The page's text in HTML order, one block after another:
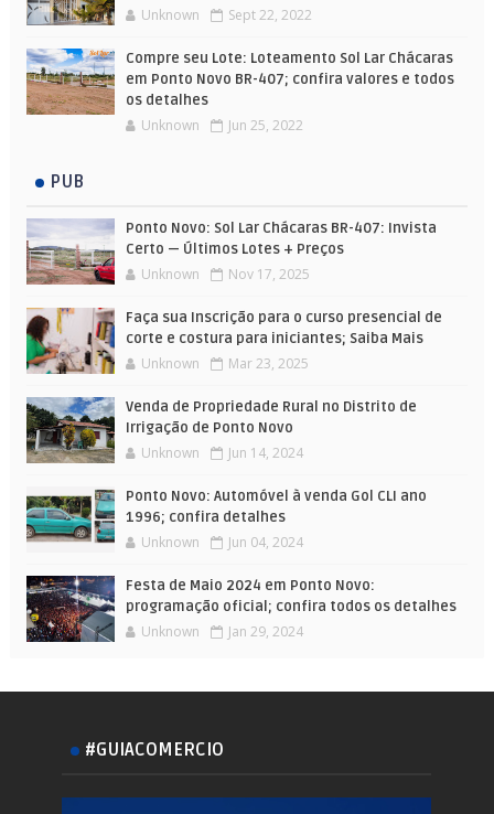
Unknown Sept 22, 2022
Compre seu Lote: Loteamento Sol Lar Chácaras
em Ponto Novo BR-407; confira valores e todos
os detalhes
Unknown Jun 25, 2022
PUB
Ponto Novo: Sol Lar Chácaras BR-407: Invista
Certo — Últimos Lotes + Preços
Unknown Nov 17, 2025
Faça sua Inscrição para o curso presencial de
corte e costura para iniciantes; Saiba Mais
Unknown Mar 23, 2025
Venda de Propriedade Rural no Distrito de
Irrigação de Ponto Novo
Unknown Jun 14, 2024
Ponto Novo: Automóvel à venda Gol CLI ano
1996; confira detalhes
Unknown Jun 04, 2024
Festa de Maio 2024 em Ponto Novo:
programação oficial; confira todos os detalhes
Unknown Jan 29, 2024
#GUIACOMERCIO